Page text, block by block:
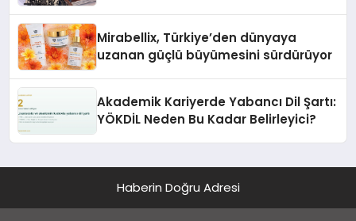
Mirabellix, Türkiye’den dünyaya
uzanan güçlü büyümesini sürdürüyor
Akademik Kariyerde Yabancı Dil Şartı:
YÖKDİL Neden Bu Kadar Belirleyici?
Haberin Doğru Adresi